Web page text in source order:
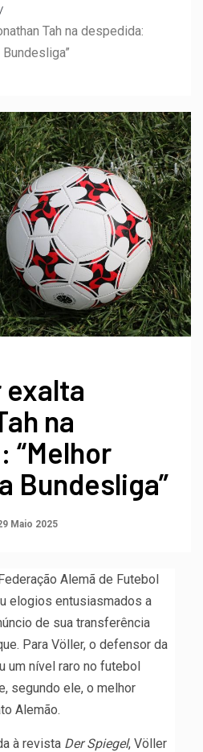
Tah na despedida:
exalta
na
“Melhor
Bundesliga”
Maio 2025
Alemã de Futebol
elogios entusiasmados a
de sua transferência
Para Völler, o defensor da
um nível raro no futebol
segundo ele, o melhor
Alemão.
à revista Der Spiegel, Völler